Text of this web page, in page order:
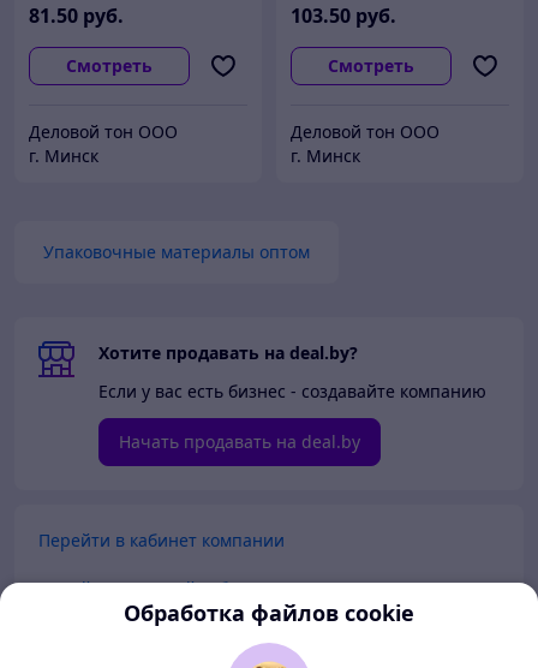
81.50 руб.
Смотреть
Деловой тон ООО
г. Минск
103.50 руб.
Смотреть
Деловой тон ООО
г. Минск
Упаковочные материалы оптом
Хотите продавать на deal.by?
Если у вас есть бизнес - создавайте компанию
Начать продавать на deal.by
Перейти в кабинет компании
Перейти в личный кабинет
Обработка файлов cookie